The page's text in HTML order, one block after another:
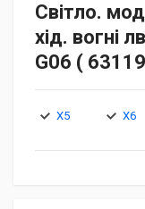
Світло.
хід. вогні
G06 (
X5 X6